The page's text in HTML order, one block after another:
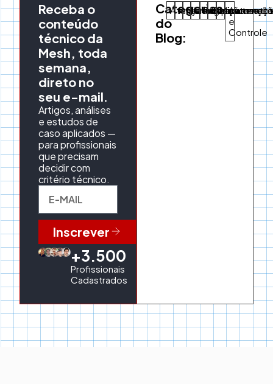
Receba o
conteúdo
técnico da
Mesh, toda
semana,
direto no
seu e-mail.
Artigos, análises
e estudos de
caso aplicados —
para profissionais
que precisam
decidir com
critério técnico.
Inscrever
+3.500
Profissionais
Cadastrados
Categorias
do
Blog:
Aterramentos
Projeto
Montagem
Proteção
Manutenção
e
Controle